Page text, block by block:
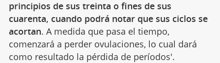
principios de sus treinta o fines de sus
cuarenta, cuando podrá notar que sus ciclos se
acortan. A medida que pasa el tiempo,
comenzará a perder ovulaciones, lo cual dará
como resultado la pérdida de períodos'.